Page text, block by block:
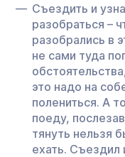
Съездить и
разобраться –
разобрались в
не сами туда
это надо на
полениться. А
поеду,
тянуть нельзя
ехать. Съездил